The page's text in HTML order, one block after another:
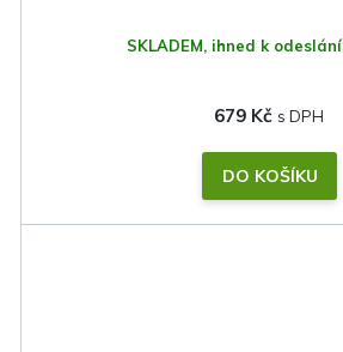
SKLADEM, ihned k odeslání
679 Kč
DO KOŠÍKU